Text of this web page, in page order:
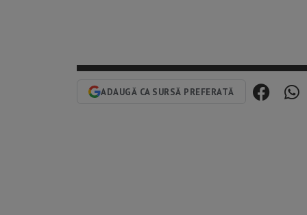
ADAUGĂ CA SURSĂ PREFERATĂ